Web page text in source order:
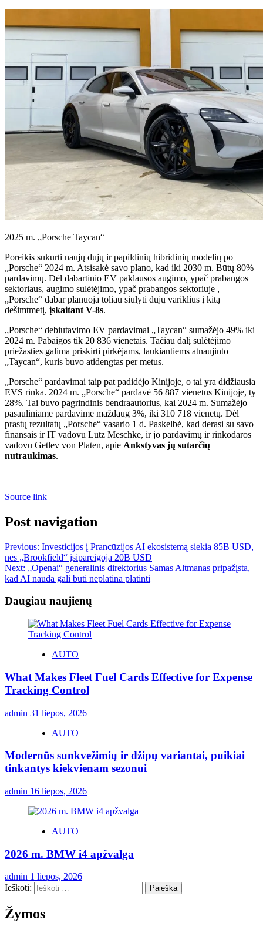
2025 m. „Porsche Taycan“
Poreikis sukurti naujų dujų ir papildinių hibridinių modelių po
„Porsche“ 2024 m. Atsisakė savo plano, kad iki 2030 m. Būtų 80%
pardavimų. Dėl dabartinio EV paklausos augimo, ypač prabangos
sektoriaus, augimo sulėtėjimo, ypač prabangos sektoriuje ,
„Porsche“ dabar planuoja toliau siūlyti dujų variklius į kitą
dešimtmetį, įskaitant V-8s.
„Porsche“ debiutavimo EV pardavimai „Taycan“ sumažėjo 49% iki
2024 m. Pabaigos tik 20 836 vienetais. Tačiau dalį sulėtėjimo
priežasties galima priskirti pirkėjams, laukiantiems atnaujinto
„Taycan“, kuris buvo atidengtas per metus.
„Porsche“ pardavimai taip pat padidėjo Kinijoje, o tai yra didžiausia
EVS rinka. 2024 m. „Porsche“ pardavė 56 887 vienetus Kinijoje, ty
28%. Tai buvo pagrindinis bendraautorius, kai 2024 m. Sumažėjo
pasauliniame pardavime maždaug 3%, iki 310 718 vienetų. Dėl
prastų rezultatų „Porsche“ vasario 1 d. Paskelbė, kad derasi su savo
finansais ir IT vadovu Lutz Meschke, ir jo pardavimų ir rinkodaros
vadovu Getlev von Platen, apie Ankstyvas jų sutarčių
nutraukimas.
Source link
Post navigation
Previous: Investicijos į Prancūzijos AI ekosistemą siekia 85B USD,
nes „Brookfield“ įsipareigoja 20B USD
Next: „Openai“ generalinis direktorius Samas Altmanas pripažįsta,
kad AI nauda gali būti neplatina platinti
Daugiau naujienų
AUTO
What Makes Fleet Fuel Cards Effective for Expense
Tracking Control
admin 31 liepos, 2026
AUTO
Modernūs sunkvežimių ir džipų variantai, puikiai
tinkantys kiekvienam sezonui
admin 16 liepos, 2026
AUTO
2026 m. BMW i4 apžvalga
admin 1 liepos, 2026
Ieškoti:
Žymos